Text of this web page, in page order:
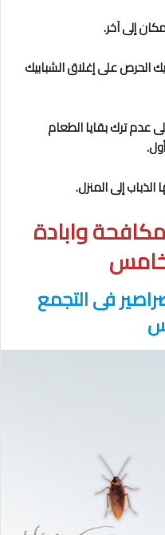
إلى آخر.
الحرص على إغلاق الشبابيك
عدم ترك بقايا الطعام
وابادة
فى التجمع